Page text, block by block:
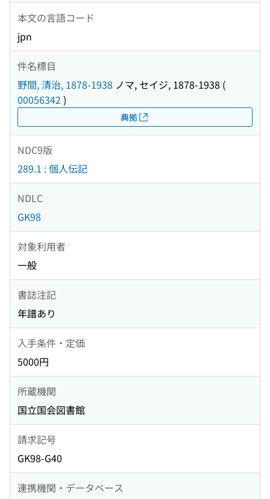
本文の言語コード
jpn
件名標目
野間, 清治, 1878-1938 ノマ, セイジ, 1878-1938 (
00056342 )
典拠
NDC9版
289.1 : 個人伝記
NDLC
GK98
対象利用者
一般
書誌注記
年譜あり
入手条件・定価
5000円
所蔵機関
国立国会図書館
請求記号
GK98-G40
連携機関・データベース